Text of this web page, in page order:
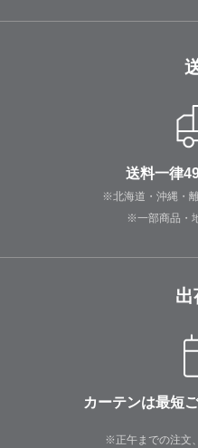
送料一律
※北海道・沖縄・
※一部商品・
出
カーテンは最短
※正午までの注文